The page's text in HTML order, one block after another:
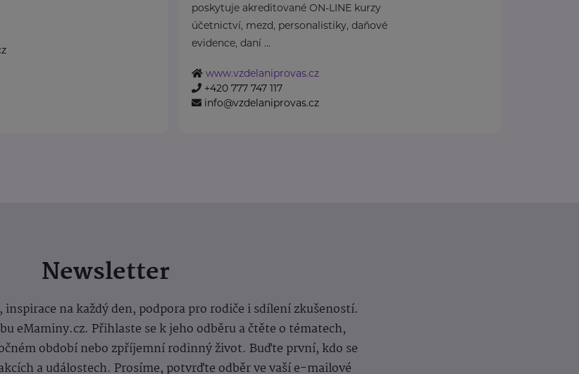
poskytuje akreditované ON-LINE kurzy
účetnictví, mezd, personalistiky, daňové
evidence, daní ...
www.vzdelaniprovas.cz
+420 777 747 117
info@vzdelaniprovas.cz
Newsletter
na každý den, podpora pro rodiče i sdílení zkušeností.
eMaminy.cz. Přihlaste se k jeho odběru a čtěte o tématech,
období nebo zpříjemní rodinný život. Buďte první, kdo se
a událostech. Prosíme, potvrďte odběr ve vaší e-mailové